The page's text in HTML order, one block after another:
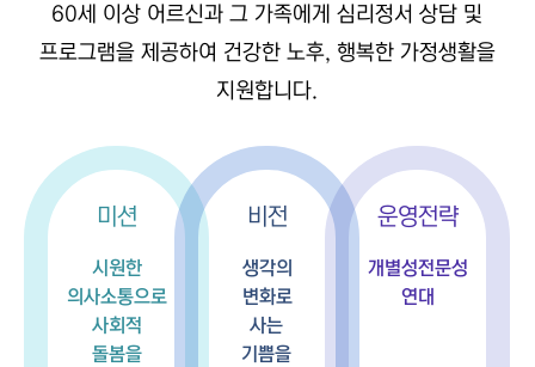
60세 이상 어르신과 그 가족에게 심리정서 상담 및
프로그램을 제공하여 건강한 노후, 행복한 가정생활을
지원합니다.
미션
시원한
의사소통으로
사회적
돌봄을
비전
생각의
변화로
사는
기쁨을
운영전략
개별성전문성
연대